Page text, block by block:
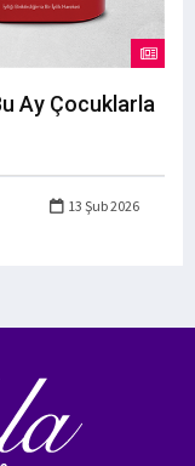
Ay Çocuklarla
13 Şub 2026